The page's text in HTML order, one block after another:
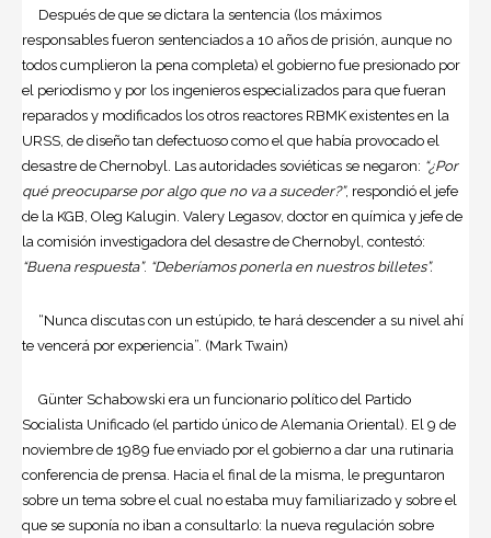
Después de que se dictara la sentencia (los máximos
responsables fueron sentenciados a 10 años de prisión, aunque no
todos cumplieron la pena completa) el gobierno fue presionado por
el periodismo y por los ingenieros especializados para que fueran
reparados y modificados los otros reactores RBMK existentes en la
URSS, de diseño tan defectuoso como el que había provocado el
desastre de Chernobyl. Las autoridades soviéticas se negaron: “¿Por
qué preocuparse por algo que no va a suceder?”, respondió el jefe
de la KGB, Oleg Kalugin. Valery Legasov, doctor en química y jefe de
la comisión investigadora del desastre de Chernobyl, contestó:
“Buena respuesta”. “Deberíamos ponerla en nuestros billetes”.
“Nunca discutas con un estúpido, te hará descender a su nivel ahí
te vencerá por experiencia”. (Mark Twain)
Günter Schabowski era un funcionario político del Partido
Socialista Unificado (el partido único de Alemania Oriental). El 9 de
noviembre de 1989 fue enviado por el gobierno a dar una rutinaria
conferencia de prensa. Hacia el final de la misma, le preguntaron
sobre un tema sobre el cual no estaba muy familiarizado y sobre el
que se suponía no iban a consultarlo: la nueva regulación sobre